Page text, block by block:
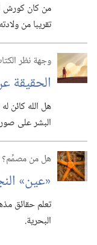
تقريبا من
وجهة نظر
الحقيقة
هل الله كائن
البشر على
هل من مصمِّم؟
‏«عين»
تعلم حقائق
البحرية.‏